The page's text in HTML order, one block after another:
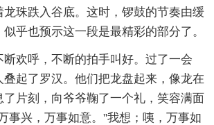
珠跌入谷底。这时，锣鼓的节奏由缓
乎也预示这一段是最精彩的部分了。
断欢呼，不断的拍手叫好。过了一会
叠起了罗汉。他们把龙盘起来，像龙在
片刻，向爷爷鞠了一个礼，笑容满面
事兴，万事如意。''我想；咦，万事如